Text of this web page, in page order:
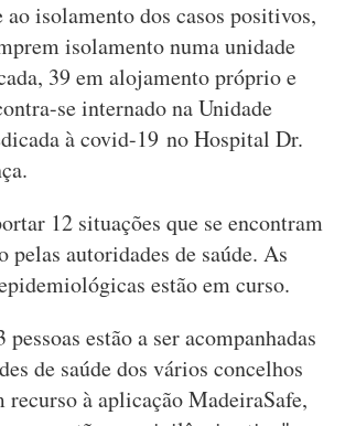
isolamento dos casos positivos,
isolamento numa unidade
39 em alojamento próprio e
se internado na Unidade
à covid-19 no Hospital Dr.
12 situações que se encontram
pelas autoridades de saúde. As
estão em curso.
estão a ser acompanhadas
de saúde dos vários concelhos
recurso à aplicação MadeiraSafe,